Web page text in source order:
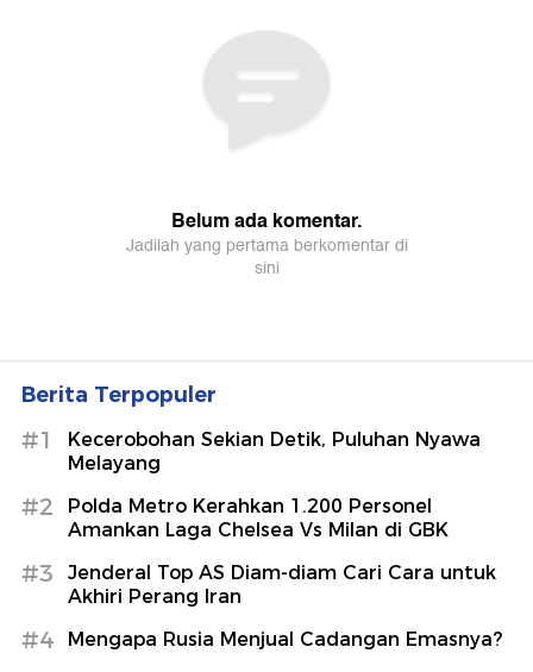
Berita Terpopuler
#1
Kecerobohan Sekian Detik, Puluhan Nyawa
Melayang
#2
Polda Metro Kerahkan 1.200 Personel
Amankan Laga Chelsea Vs Milan di GBK
#3
Jenderal Top AS Diam-diam Cari Cara untuk
Akhiri Perang Iran
#4 Mengapa Rusia Menjual Cadangan Emasnya?